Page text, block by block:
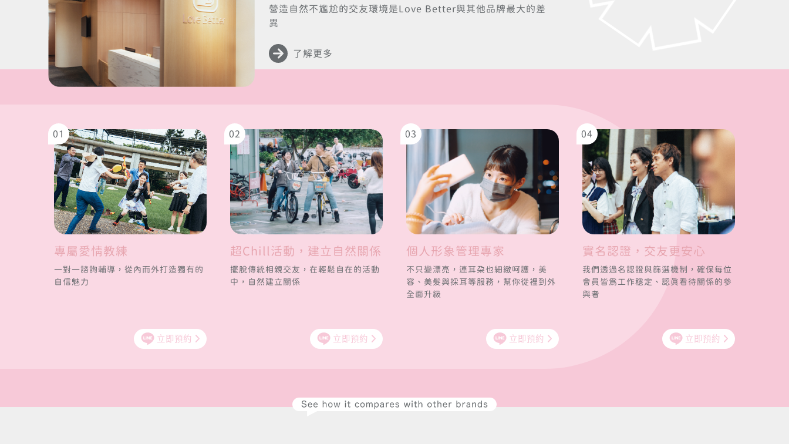
營造自然不尷尬的交友環境是Love Better與其他品牌最大的差
異
了解更多
01
專屬愛情教練
一對一諮詢輔導，從內而外打造獨有的
自信魅力
立即預約
02
超Chill活動，建立自然關係
擺脫傳統相親交友，在輕鬆自在的活動
中，自然建立關係
立即預約
03
個人形象管理專家
不只變漂亮，連耳朵也細緻呵護，美
容、美髮與採耳等服務，幫你從裡到外
全面升級
立即預約
04
實名認證，交友更安心
我們透過名認證與篩選機制，確保每位
會員皆為工作穩定、認真看待關係的參
與者
立即預約